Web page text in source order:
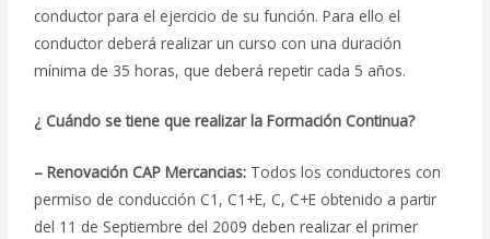
conductor para el ejercicio de su función. Para ello el
conductor deberá realizar un curso con una duración
mínima de 35 horas, que deberá repetir cada 5 años.
¿ Cuándo se tiene que realizar la Formación Continua?
– Renovación CAP Mercancias: Todos los conductores con
permiso de conducción C1, C1+E, C, C+E obtenido a partir
del 11 de Septiembre del 2009 deben realizar el primer